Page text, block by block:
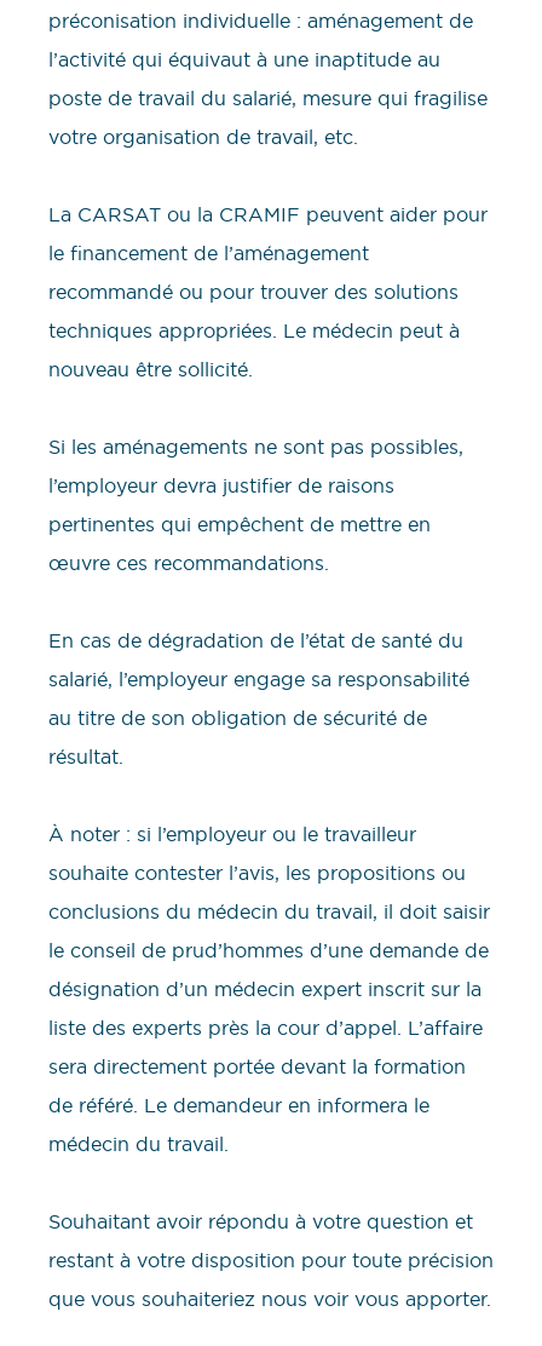
préconisation individuelle : aménagement de
l’activité qui équivaut à une inaptitude au
poste de travail du salarié, mesure qui fragilise
votre organisation de travail, etc.
La CARSAT ou la CRAMIF peuvent aider pour
le financement de l’aménagement
recommandé ou pour trouver des solutions
techniques appropriées. Le médecin peut à
nouveau être sollicité.
Si les aménagements ne sont pas possibles,
l’employeur devra justifier de raisons
pertinentes qui empêchent de mettre en
œuvre ces recommandations.
En cas de dégradation de l’état de santé du
salarié, l’employeur engage sa responsabilité
au titre de son obligation de sécurité de
résultat.
À noter : si l’employeur ou le travailleur
souhaite contester l’avis, les propositions ou
conclusions du médecin du travail, il doit saisir
le conseil de prud’hommes d’une demande de
désignation d’un médecin expert inscrit sur la
liste des experts près la cour d’appel. L’affaire
sera directement portée devant la formation
de référé. Le demandeur en informera le
médecin du travail.
​​Souhaitant avoir répondu à votre question et
restant à votre disposition pour toute précision
que vous souhaiteriez nous voir vous apporter.